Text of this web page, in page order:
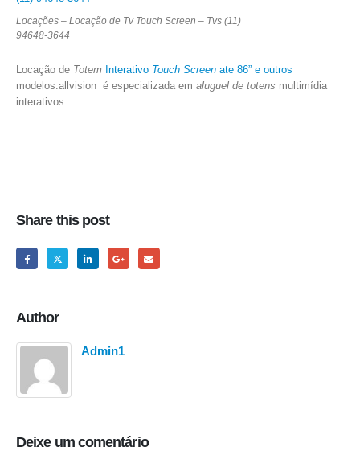
Locações – Locação de Tv Touch Screen – Tvs (11)
94648-3644
Locação de Totem Interativo Touch Screen ate 86” e outros
modelos.allvision é especializada em aluguel de totens multimídia
interativos.
Share this post
Author
Admin1
Deixe um comentário